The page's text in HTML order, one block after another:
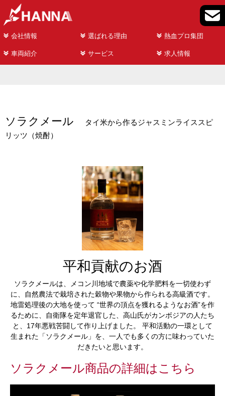
会社情報 選ばれる理由 熱血プロ集団
車両紹介 サービス 求人情報
ソラクメール
タイ米から作るジャスミンライススピ
リッツ（焼酎）
平和貢献のお酒
ソラクメールは、メコン川地域で農薬や化学肥料を一切使わず
に、自然農法で栽培された穀物や果物から作られる高級酒です。
地雷処理後の大地を使って “世界の頂点を獲れるようなお酒”を作
るために、自衛隊を定年退官した、高山氏がカンボジアの人たち
と、17年悪戦苦闘して作り上げました。 平和活動の一環として
生まれた「ソラクメール」を、一人でも多くの方に味わっていた
だきたいと思います。
ソラクメール商品の詳細はこちら